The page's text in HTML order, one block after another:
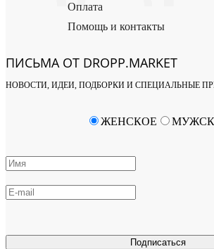
Оплата
Помощь и контакты
ПИСЬМА ОТ DROPP.MARKET
НОВОСТИ, ИДЕИ, ПОДБОРКИ И СПЕЦИАЛЬНЫЕ
Подписаться
ЖЕНСКОЕ